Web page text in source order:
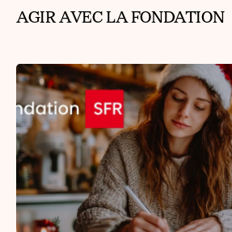
AGIR AVEC LA FONDATION